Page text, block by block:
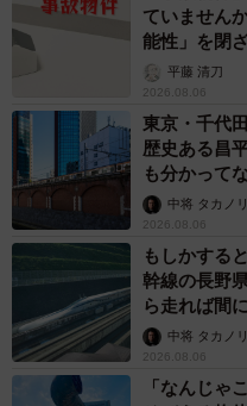
ていません
能性」を閉
平藤 清刀
2026.08.06
東京・千代
歴史ある昌
も分かって
して」中将 タカノリ
2026.08.06
もしかする
幹線の長野
ら走れば間
係が反響
中将 タカノリ
2026.08.06
「なんじゃ